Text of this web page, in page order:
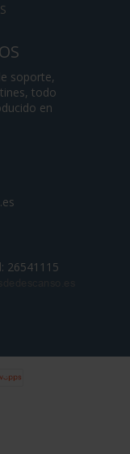
soporte,
todo
en
26541115